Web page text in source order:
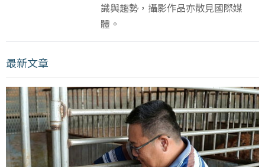
識與趨勢，攝影作品亦散見國際媒
體。
最新文章